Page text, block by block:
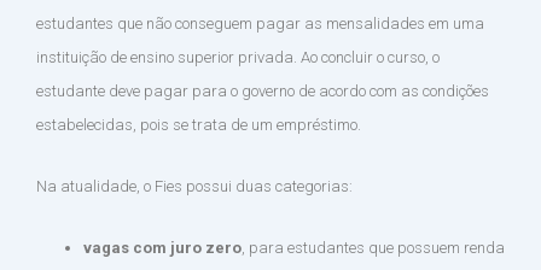
estudantes que não conseguem pagar as mensalidades em uma
instituição de ensino superior privada. Ao concluir o curso, o
estudante deve pagar para o governo de acordo com as condições
estabelecidas, pois se trata de um empréstimo.
Na atualidade, o Fies possui duas categorias:
vagas com juro zero , para estudantes que possuem renda